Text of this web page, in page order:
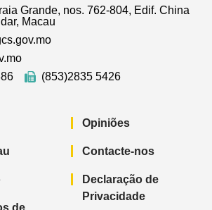
Grande, nos. 762-804, Edif. China
Macau
(853)2835 5426
de
Opiniões
Contacte-nos
Declaração de
Privacidade